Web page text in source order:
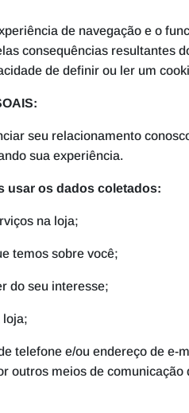
de navegação e o
consequências resultantes
de definir ou ler um
seu relacionamento
sua experiência.
usar os dados coletados:
na loja;
temos sobre você;
do seu interesse;
loja;
telefone e/ou endereço de
outros meios de